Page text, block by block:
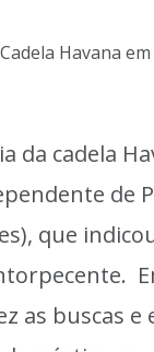
Havana
da cadela
de
que
as buscas e